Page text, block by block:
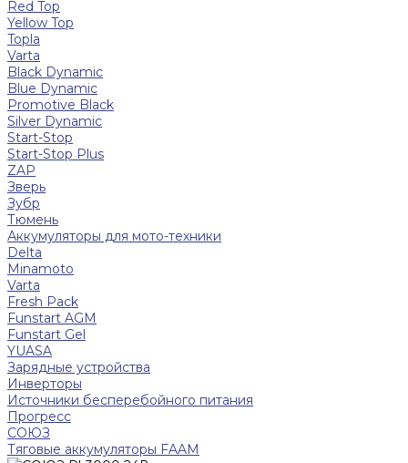
Red Top
Yellow Top
Topla
Varta
Black Dynamic
Blue Dynamic
Promotive Black
Silver Dynamic
Start-Stop
Start-Stop Plus
ZAP
Зверь
Зубр
Тюмень
Аккумуляторы для мото-техники
Delta
Minamoto
Varta
Fresh Pack
Funstart AGM
Funstart Gel
YUASA
Зарядные устройства
Инверторы
Источники бесперебойного питания
Прогресс
СОЮЗ
Тяговые аккумуляторы FAAM